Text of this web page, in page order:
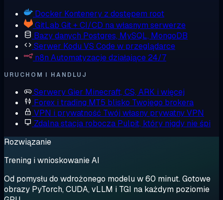
Docker Kontenery z dostępem root
GitLab Git + CI/CD na własnym serwerze
Bazy danych Postgres, MySQL, MongoDB
Serwer Kodu VS Code w przeglądarce
n8n Automatyzacje działające 24/7
URUCHOM I HANDLUJ
Serwery Gier Minecraft, CS, ARK i więcej
Forex i trading MT5 blisko Twojego brokera
VPN i prywatność Twój własny prywatny VPN
Zdalna stacja robocza Pulpit, który nigdy nie śpi
Rozwiązanie
Trening i wnioskowanie AI
Od pomysłu do wdrożonego modelu w 60 minut. Gotowe
obrazy PyTorch, CUDA, vLLM i TGI na każdym poziomie